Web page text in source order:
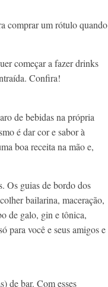
comprar um rótulo quando
começar a fazer drinks
Confira!
de bebidas na própria
é dar cor e sabor à
boa receita na mão e,
Os guias de bordo dos
bailarina, maceração,
de galo, gin e tônica,
para você e seus amigos e
de bar. Com esses